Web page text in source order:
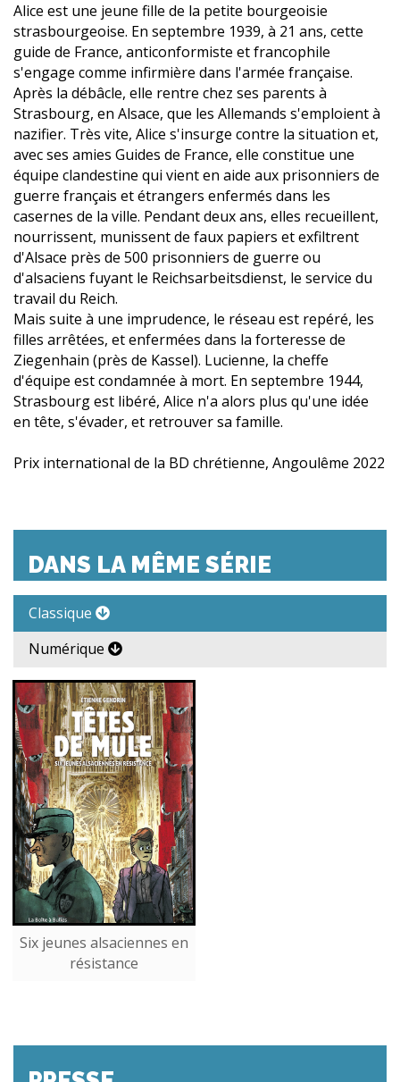
Alice est une jeune fille de la petite bourgeoisie
strasbourgeoise. En septembre 1939, à 21 ans, cette
guide de France, anticonformiste et francophile
s'engage comme infirmière dans l'armée française.
Après la débâcle, elle rentre chez ses parents à
Strasbourg, en Alsace, que les Allemands s'emploient à
nazifier. Très vite, Alice s'insurge contre la situation et,
avec ses amies Guides de France, elle constitue une
équipe clandestine qui vient en aide aux prisonniers de
guerre français et étrangers enfermés dans les
casernes de la ville. Pendant deux ans, elles recueillent,
nourrissent, munissent de faux papiers et exfiltrent
d'Alsace près de 500 prisonniers de guerre ou
d'alsaciens fuyant le Reichsarbeitsdienst, le service du
travail du Reich.
Mais suite à une imprudence, le réseau est repéré, les
filles arrêtées, et enfermées dans la forteresse de
Ziegenhain (près de Kassel). Lucienne, la cheffe
d'équipe est condamnée à mort. En septembre 1944,
Strasbourg est libéré, Alice n'a alors plus qu'une idée
en tête, s'évader, et retrouver sa famille.
Prix international de la BD chrétienne, Angoulême 2022
DANS LA MÊME SÉRIE
Classique
Numérique
Six jeunes alsaciennes en
résistance